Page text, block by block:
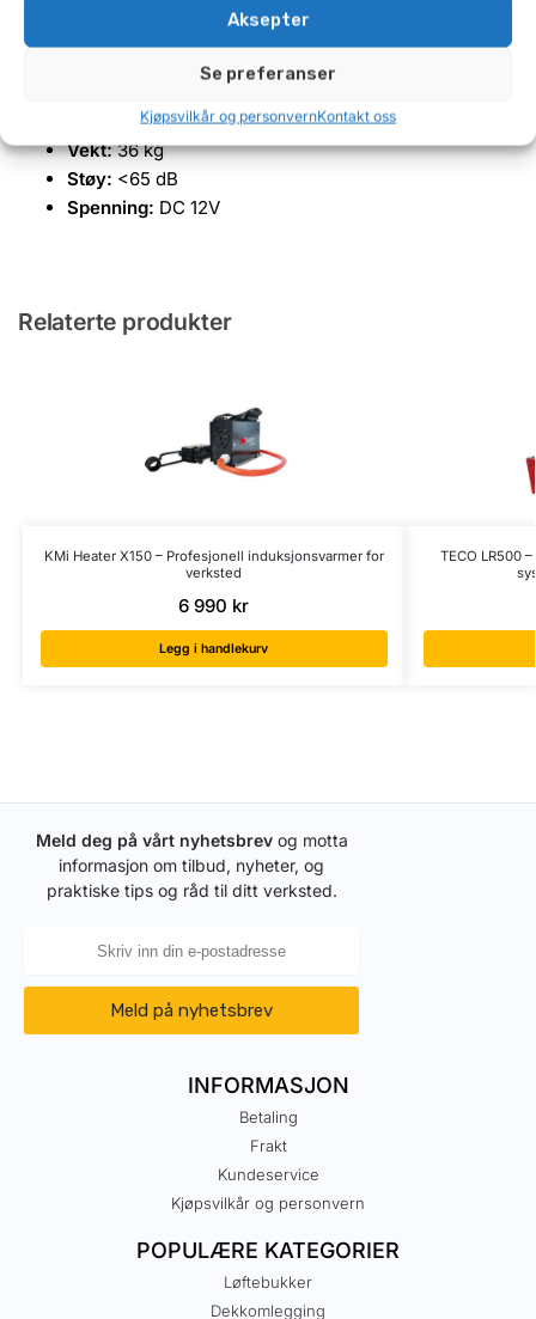
Aksepter
Se preferanser
Kjøpsvilkår og personvernKontakt oss
20L × 2 oljetanker
Presisjon:±100 ml
Vekt:36 kg
Støy: <65 dB
Spenning: DC 12V
Relaterte produkter
KMi Heater X150 – Profesjonell induksjonsvarmer for
verksted
6 990 kr
Legg i handlekurv
TECO LR500
Meld deg på vårt nyhetsbrevog motta
informasjon om tilbud, nyheter, og
praktiske tips og råd til ditt verksted.
Meld på nyhetsbrev
INFORMASJON
Betaling
Frakt
Kundeservice
Kjøpsvilkår og personvern
POPULÆRE KATEGORIER
Løftebukker
Dekkomlegging